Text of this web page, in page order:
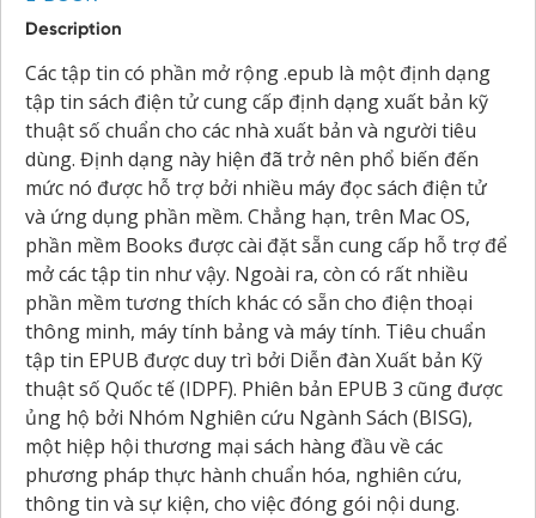
Description
Các tập tin có phần mở rộng .epub là một định dạng
tập tin sách điện tử cung cấp định dạng xuất bản kỹ
thuật số chuẩn cho các nhà xuất bản và người tiêu
dùng. Định dạng này hiện đã trở nên phổ biến đến
mức nó được hỗ trợ bởi nhiều máy đọc sách điện tử
và ứng dụng phần mềm. Chẳng hạn, trên Mac OS,
phần mềm Books được cài đặt sẵn cung cấp hỗ trợ để
mở các tập tin như vậy. Ngoài ra, còn có rất nhiều
phần mềm tương thích khác có sẵn cho điện thoại
thông minh, máy tính bảng và máy tính. Tiêu chuẩn
tập tin EPUB được duy trì bởi Diễn đàn Xuất bản Kỹ
thuật số Quốc tế (IDPF). Phiên bản EPUB 3 cũng được
ủng hộ bởi Nhóm Nghiên cứu Ngành Sách (BISG),
một hiệp hội thương mại sách hàng đầu về các
phương pháp thực hành chuẩn hóa, nghiên cứu,
thông tin và sự kiện, cho việc đóng gói nội dung.